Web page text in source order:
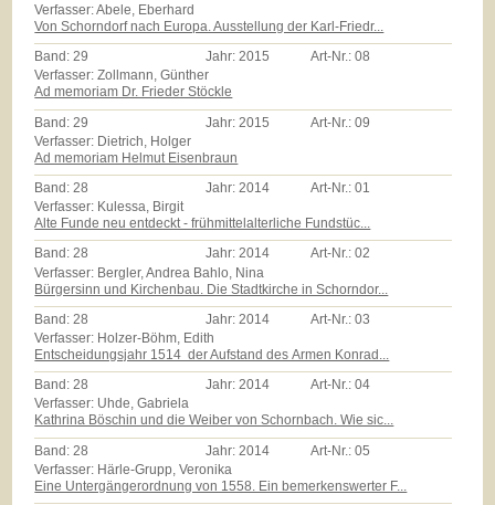
Verfasser: Abele, Eberhard
Von Schorndorf nach Europa. Ausstellung der Karl-Friedr...
Band:29 Jahr:2015 Art-Nr.:08
Verfasser: Zollmann, Günther
Ad memoriam Dr. Frieder Stöckle
Band: 29 Jahr: 2015 Art-Nr.:09
Verfasser: Dietrich, Holger
Ad memoriam Helmut Eisenbraun
Band:28 Jahr:2014 Art-Nr.:01
Verfasser: Kulessa, Birgit
Alte Funde neu entdeckt - frühmittelalterliche Fundstüc...
Band:28 Jahr:2014 Art-Nr.:02
Verfasser: Bergler, Andrea Bahlo, Nina
Bürgersinn und Kirchenbau. Die Stadtkirche in Schorndor...
Band:28 Jahr:2014 Art-Nr.:03
Verfasser: Holzer-Böhm, Edith
Entscheidungsjahr 1514  der Aufstand des Armen Konrad...
Band:28 Jahr:2014 Art-Nr.:04
Verfasser: Uhde, Gabriela
Kathrina Böschin und die Weiber von Schornbach. Wie sic...
Band: 28 Jahr: 2014 Art-Nr.:05
Verfasser: Härle-Grupp, Veronika
Eine Untergängerordnung von 1558. Ein bemerkenswerter F...